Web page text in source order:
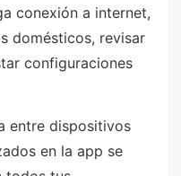
conexión a internet,
domésticos, revisar
configuraciones
entre dispositivos
en la app se